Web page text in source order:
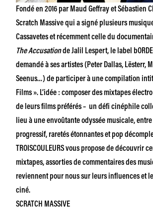
Fondé en 2016 par Maud Geffray et Sébastien
Scratch Massive qui a signé plusieurs
Cassavetes et récemment celle du
The Accusationde Jalil Lespert, le label
demandé à ses artistes (Peter Dallas, Lësterr,
Seenus…) de participer à une compilation
Films ». L’idée : composer des mixtapes
de leurs films préférés – un défi cinéphile
lieu à une envoûtante odyssée musicale,
progressif, raretés étonnantes et pop
TROISCOULEURS vous propose de découvrir
mixtapes, assorties de commentaires des
reviennent pour nous sur leurs influences et
ciné.
SCRATCH MASSIVE